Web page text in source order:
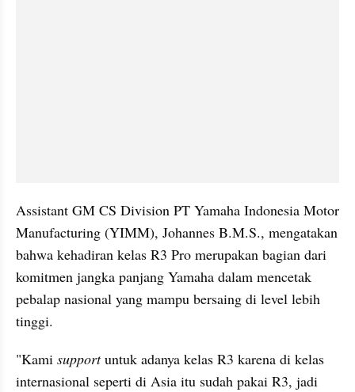
Assistant GM CS Division PT Yamaha Indonesia Motor
Manufacturing (YIMM), Johannes B.M.S., mengatakan
bahwa kehadiran kelas R3 Pro merupakan bagian dari
komitmen jangka panjang Yamaha dalam mencetak
pebalap nasional yang mampu bersaing di level lebih
tinggi.
"Kami support untuk adanya kelas R3 karena di kelas
internasional seperti di Asia itu sudah pakai R3, jadi